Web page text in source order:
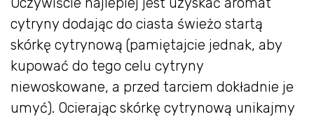
cytryny dodając do ciasta świeżo startą
skórkę cytrynową (pamiętajcie jednak, aby
kupować do tego celu cytryny
niewoskowane, a przed tarciem dokładnie je
umyć). Ocierając skórkę cytrynową unikajmy